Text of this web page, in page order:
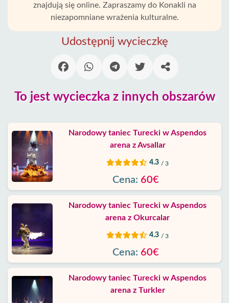
Blog
Google
opinie
nas
Usługi
Warunki
Polityka
Prywatności
Skontaktuj
znajdują się online. Zapraszamy do Konakli na
niezapomniane wrażenia kulturalne.
Udostępnij wycieczkę
To jest wycieczka z innych obszarów
Narodowy taniec Turecki w Aspendos
arena z Avsallar
4.3 / 3
Cena: 60€
Narodowy taniec Turecki w Aspendos
arena z Okurcalar
4.3 / 3
Cena: 60€
Narodowy taniec Turecki w Aspendos
arena z Turkler